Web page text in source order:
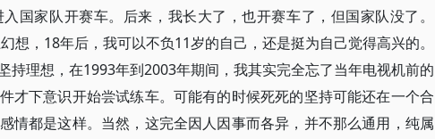
国家队开赛车。后来，我长大了，也开赛车了，但国家队没了。
想，18年后，我可以不负11岁的自己，还是挺为自己觉得高兴的。
持理想，在1993年到2003年期间，我其实完全忘了当年电视机前的
才下意识开始尝试练车。可能有的时候死死的坚持可能还在一个合
情都是这样。当然，这完全因人因事而各异，并不那么通用，纯属